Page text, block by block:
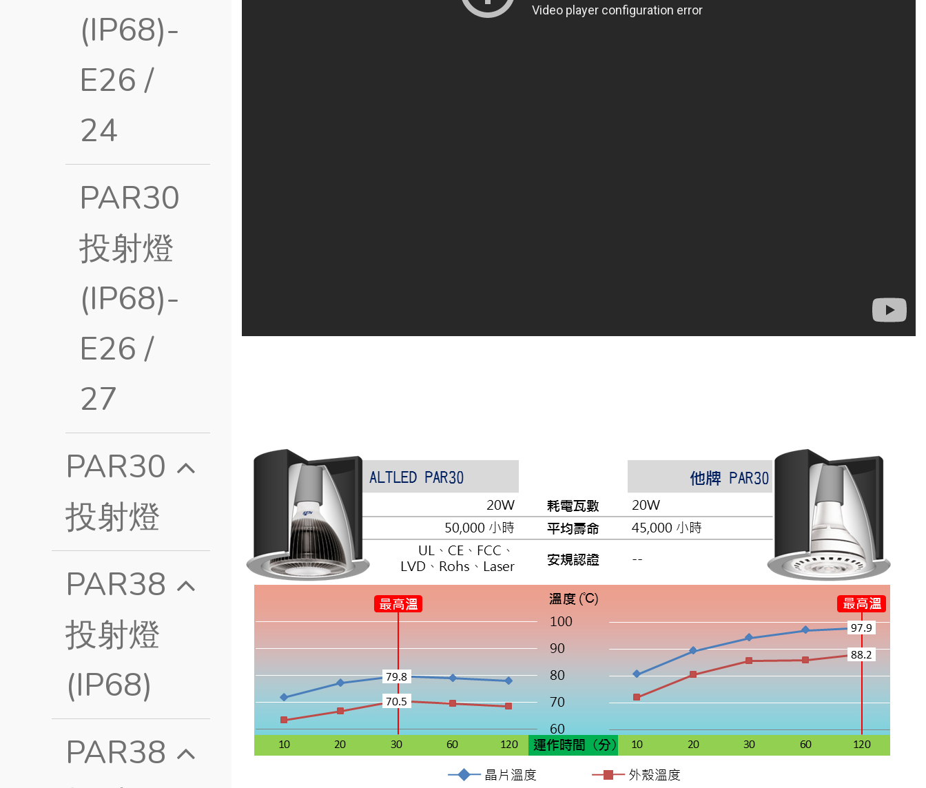
(IP68)-
E26 /
24
PAR30
投射燈
(IP68)-
E26 /
27
PAR30
投射燈
PAR38
投射燈
(IP68)
PAR38